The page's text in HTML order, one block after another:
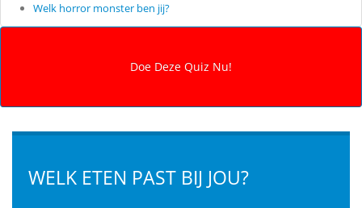
Welk horror monster ben jij?
WELK ETEN PAST BIJ JOU?